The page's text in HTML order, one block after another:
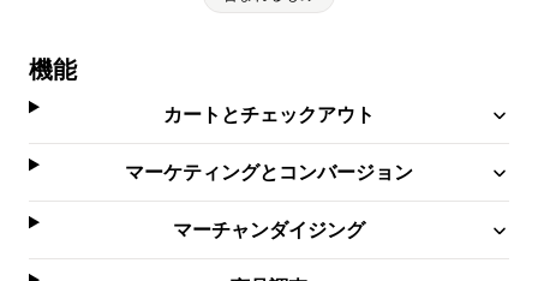
機能
カートとチェックアウト
マーケティングとコンバージョン
マーチャンダイジング